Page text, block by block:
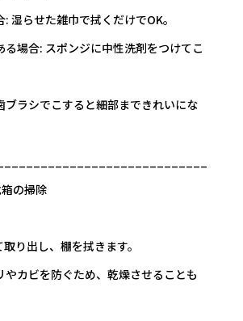
湿らせた雑巾で拭くだけでOK。
る場合: スポンジに中性洗剤をつけてこ
ブラシでこすると細部まできれいにな
の掃除
り出し、棚を拭きます。
やカビを防ぐため、乾燥させることも